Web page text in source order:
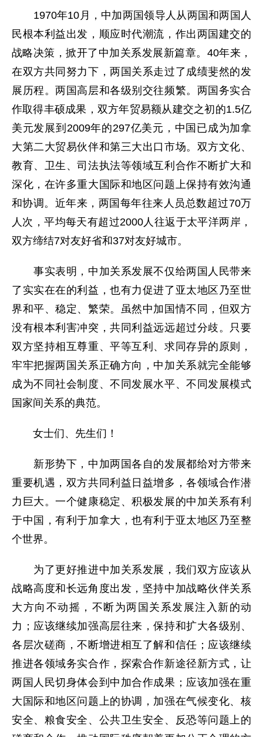
1970年10月，中加两国领导人从两国和两国人
民根本利益出发，顺应时代潮流，作出两国建交的
战略决策，掀开了中加关系发展新篇章。40年来，
在双方共同努力下，两国关系走过了成绩斐然的发
展历程。两国高层和各级别交往频繁。两国务实合
作取得丰硕成果，双方年贸易额从建交之初的1.5亿
美元发展到2009年的297亿美元，中国已成为加拿
大第二大贸易伙伴和第三大出口市场。双方文化、
教育、卫生、司法执法等领域互利合作不断扩大和
深化，在许多重大国际和地区问题上保持有效沟通
和协调。近年来，两国每年往来人员总数超过70万
人次，平均每天有超过2000人往返于太平洋两岸，
双方缔结7对友好省和37对友好城市。
事实表明，中加关系发展不仅给两国人民带来
了实实在在的利益，也有力促进了亚太地区乃至世
界和平、稳定、繁荣。虽然中加国情不同，但双方
没有根本利害冲突，共同利益远远超过分歧。只要
双方坚持相互尊重、平等互利、求同存异的原则，
牢牢把握两国关系正确方向，中加关系就完全能够
成为不同社会制度、不同发展水平、不同发展模式
国家间关系的典范。
女士们、先生们！
新形势下，中加两国各自的发展都给对方带来
重要机遇，双方共同利益日益增多，各领域合作潜
力巨大。一个健康稳定、积极发展的中加关系有利
于中国，有利于加拿大，也有利于亚太地区乃至整
个世界。
为了更好推进中加关系发展，我们双方应该从
战略高度和长远角度出发，坚持中加战略伙伴关系
大方向不动摇，不断为两国关系发展注入新的动
力；应该继续加强高层往来，保持和扩大各级别、
各层次磋商，不断增进相互了解和信任；应该继续
推进各领域务实合作，探索合作新途径新方式，让
两国人民切身体会到中加合作成果；应该加强在重
大国际和地区问题上的协调，加强在气候变化、核
安全、粮食安全、公共卫生安全、反恐等问题上的